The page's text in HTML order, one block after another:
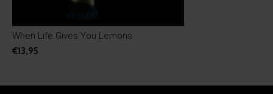
When Life Gives You Lemons
€13,95